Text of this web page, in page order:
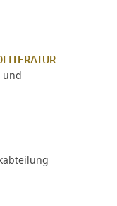
und